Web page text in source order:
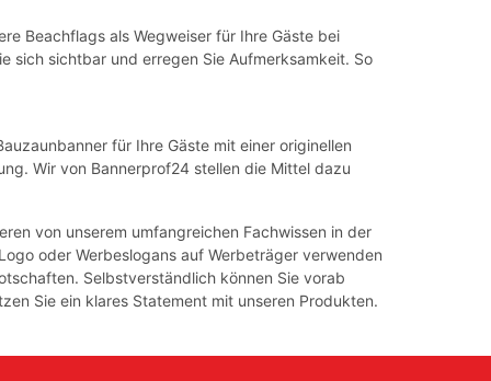
Beachflags als Wegweiser für Ihre Gäste bei
sich sichtbar und erregen Sie Aufmerksamkeit. So
für Ihre Gäste mit einer originellen
Wir von Bannerprof24 stellen die Mittel dazu
von unserem umfangreichen Fachwissen in der
oder Werbeslogans auf Werbeträger verwenden
Selbstverständlich können Sie vorab
Sie ein klares Statement mit unseren Produkten.